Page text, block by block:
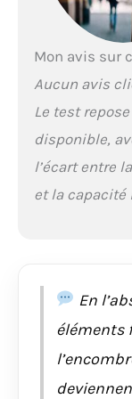
UNP
avez
nous
une
heures.
Mon avis sur
Aucun avis
Le test
disponible,
l’écart entre
et la capacité
En
éléments